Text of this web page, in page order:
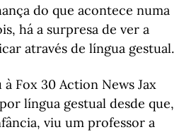
do que acontece numa
há a surpresa de ver a
através de língua gestual.
Fox 30 Action News Jax
língua gestual desde que,
viu um professor a